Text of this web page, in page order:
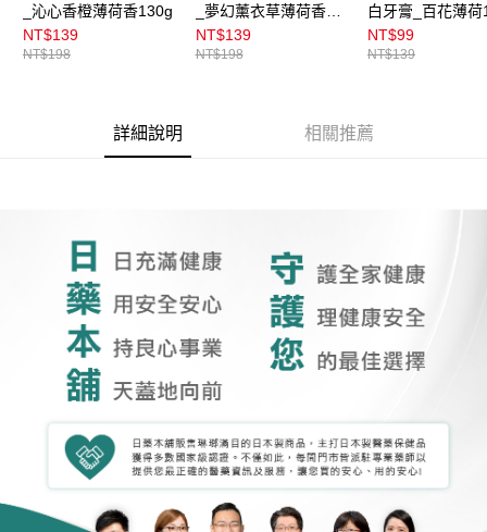
付款後門市自取
每筆NT$100，滿NT$399(含以上)免運費
_沁心香橙薄荷香130g
NT$139
NT$198
_夢幻薰衣草薄荷香
130g
NT$139
NT$198
白牙膏_百花薄
NT$99
NT$139
詳細說明 相關推薦